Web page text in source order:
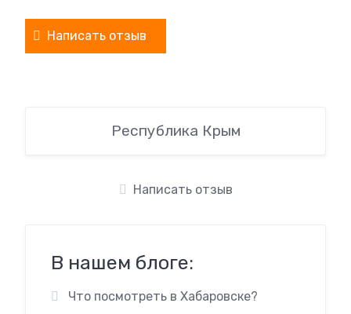
Написать отзыв
Республика Крым
Написать отзыв
В нашем блоге:
Что посмотреть в Хабаровске?